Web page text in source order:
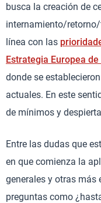
busca la creación de
internamiento/
línea con las
Estrategia Europea
donde se
actuales. En este
de mínimos y
Entre las dudas que
en que comienza la
generales y otras más
preguntas como